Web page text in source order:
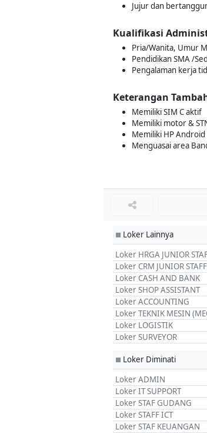
Jujur dan
Kualifikasi
Pria/Wanita, Umur
Pendidikan SMA /
Pengalaman kerja
Keterangan
Memiliki SIM C aktif
Memiliki motor &
Memiliki HP
Menguasai area
■ Loker Lainnya
Loker HRGA JUNIOR
Loker CRM JUNIOR STAFF
Loker CASH AND BANK
Loker SHOP ASSISTANT
Loker ACCOUNTING
Loker TEKNIK MESIN
Loker LOGISTIK
Loker SURVEYOR
■ Loker Diminati
Loker ADMIN
Loker IT SUPPORT
Loker STAF GUDANG
Loker STAFF ICT
Loker STAF KEUANGAN